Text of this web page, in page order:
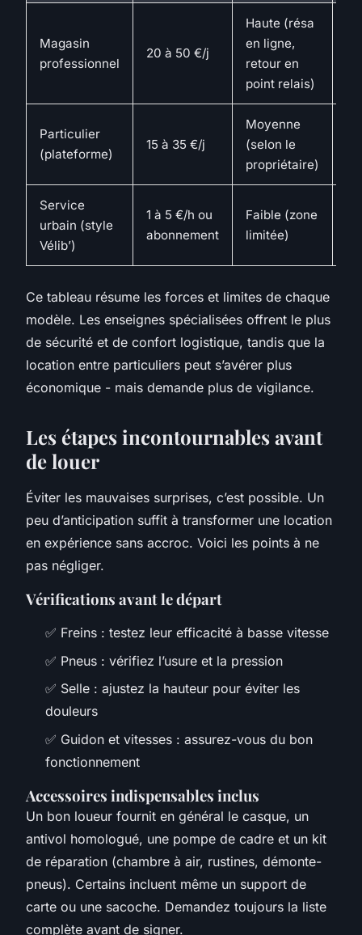
Magasin
professionnel
20 à 50 €/j
Haute (résa
en ligne,
retour en
point relais)
Particulier
(plateforme)
15 à 35 €/j
Moyenne
(selon le
propriétaire)
Service
urbain (style
Vélib’)
1 à 5 €/h ou
abonnement
Faible (zone
limitée)
Ce tableau résume les forces et limites de chaque
modèle. Les enseignes spécialisées offrent le plus
de sécurité et de confort logistique, tandis que la
location entre particuliers peut s’avérer plus
économique - mais demande plus de vigilance.
Les étapes incontournables avant
de louer
Éviter les mauvaises surprises, c’est possible. Un
peu d’anticipation suffit à transformer une location
en expérience sans accroc. Voici les points à ne
pas négliger.
Vérifications avant le départ
✅ Freins : testez leur efficacité à basse vitesse
✅ Pneus : vérifiez l’usure et la pression
✅ Selle : ajustez la hauteur pour éviter les
douleurs
✅ Guidon et vitesses : assurez-vous du bon
fonctionnement
Accessoires indispensables inclus
Un bon loueur fournit en général le casque, un
antivol homologué, une pompe de cadre et un kit
de réparation (chambre à air, rustines, démonte-
pneus). Certains incluent même un support de
carte ou une sacoche. Demandez toujours la liste
complète avant de signer.